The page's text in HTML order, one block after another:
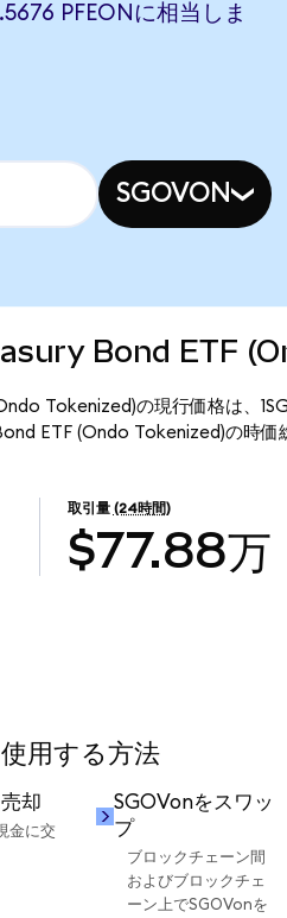
PFEONに相当しま
SGOVON
Bond ETF
Tokenized)の現行価格は、
ETF (Ondo Tokenized)の時価
取引量 (24時間)
$77.88万
用する方法
却
金に交
SGOVonをスワッ
プ
ブロックチェーン間
およびブロックチェ
ーン上でSGOVonを